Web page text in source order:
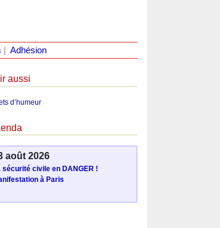
Adhésion
aussi
d’humeur
août 2026
sécurité civile en DANGER !
à Paris